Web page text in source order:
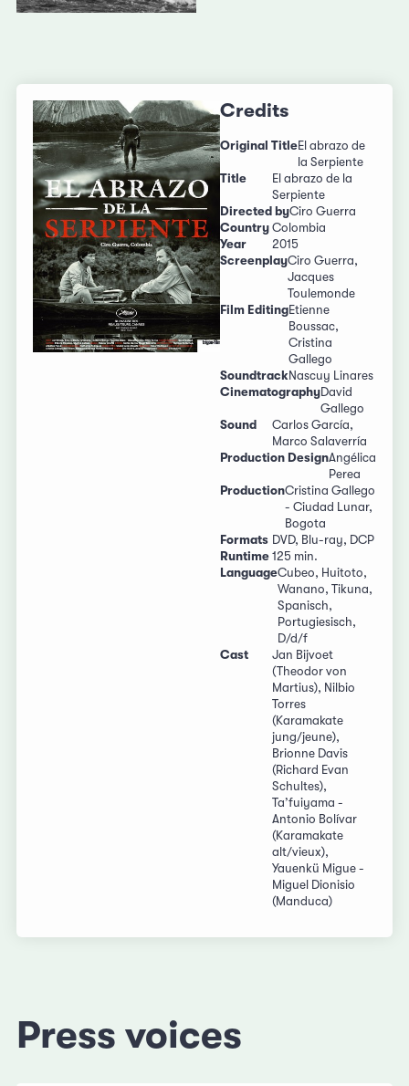
Credits
Original TitleEl abrazo de
la Serpiente
Title
El abrazo de la
Serpiente
Directed byCiro Guerra
Country Colombia
Year
2015
ScreenplayCiro Guerra,
Jacques
Toulemonde
Film EditingEtienne
Boussac,
Cristina
Gallego
SoundtrackNascuy Linares
CinematographyDavid
Gallego
Sound
Carlos García,
Marco Salaverría
Production DesignAngélica
Perea
ProductionCristina Gallego
- Ciudad Lunar,
Bogota
Formats DVD, Blu-ray, DCP
Runtime 125 min.
LanguageCubeo, Huitoto,
Wanano, Tikuna,
Spanisch,
Portugiesisch,
D/d/f
Cast
Jan Bijvoet
(Theodor von
Martius), Nilbio
Torres
(Karamakate
jung/jeune),
Brionne Davis
(Richard Evan
Schultes),
Ta’fuiyama -
Antonio Bolívar
(Karamakate
alt/vieux),
Yauenkü Migue -
Miguel Dionisio
(Manduca)
Press voices